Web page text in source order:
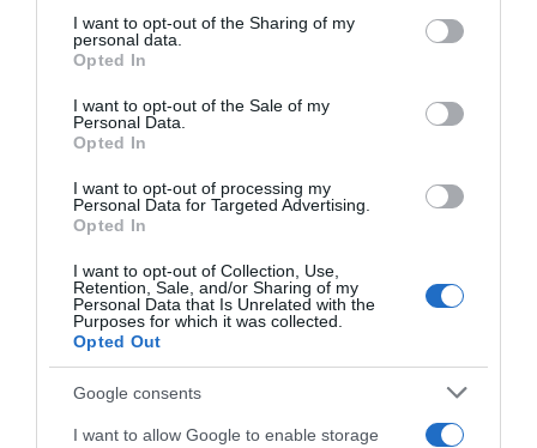
not limited to your visit or usage behaviour. You may click to
grant or deny consent to Google and its third-party tags to
use your data for below specified purposes in below Google
consent section.
I want to opt-out of the Sharing of my
personal data.
Opted In
I want to opt-out of the Sale of my
Personal Data.
Opted In
I want to opt-out of processing my
Personal Data for Targeted Advertising.
Opted In
I want to opt-out of Collection, Use,
Retention, Sale, and/or Sharing of my
Personal Data that Is Unrelated with the
Purposes for which it was collected.
Opted Out
Google consents
I want to allow Google to enable storage
μαχαίρι.
50χρονος
αρχικά χτύπησε τη 45χρονη πισώπλατα με
σιδερολοστό και αφού την ακινητοποίησε τη
σημεία του σώματός της, εγκαταλείποντάς
της μέσα σε μια λίμνη αίματος.
Σύμφωνα με τον πρόεδρο τηςΠΟΕΔΗΝ
Μιχάλη Γιαννακό, η45χρονη Αντιγόνη,
μεταφέρθηκε στο νοσοκομείο της
Δράμας χωρίς σφυγμό, αναπνοή και με
πολλαπλά τραύματα από το μαχαίρι του